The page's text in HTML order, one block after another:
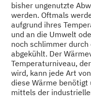
bisher ungenutzte
werden. Oftmals
aufgrund ihres
und an die Umwelt
noch schlimmer
abgekühlt. Der
Temperaturniveau,
wird, kann jede Art
diese Wärme
mittels der